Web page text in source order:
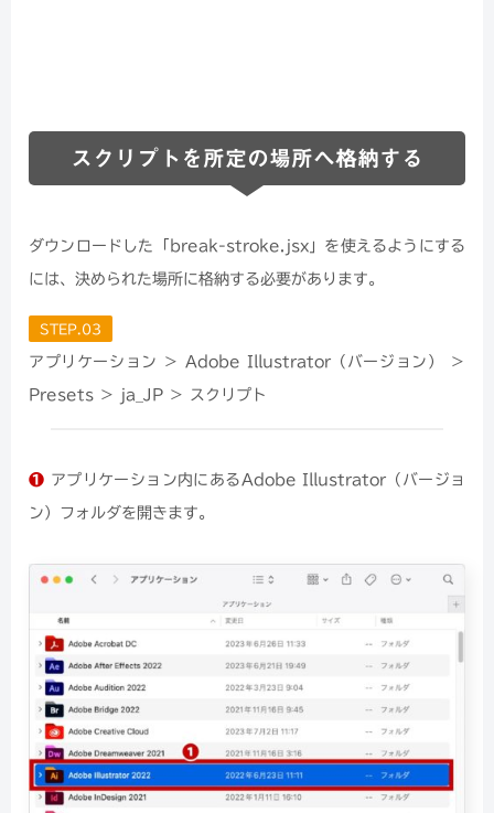
スクリプトを所定の場所へ格納する
ダウンロードした「break-stroke.jsx」を使えるようにする
には、決められた場所に格納する必要があります。
STEP.03
アプリケーション ＞ Adobe Illustrator（バージョン） ＞
Presets ＞ ja_JP ＞ スクリプト
❶ アプリケーション内にあるAdobe Illustrator（バージョ
ン）フォルダを開きます。